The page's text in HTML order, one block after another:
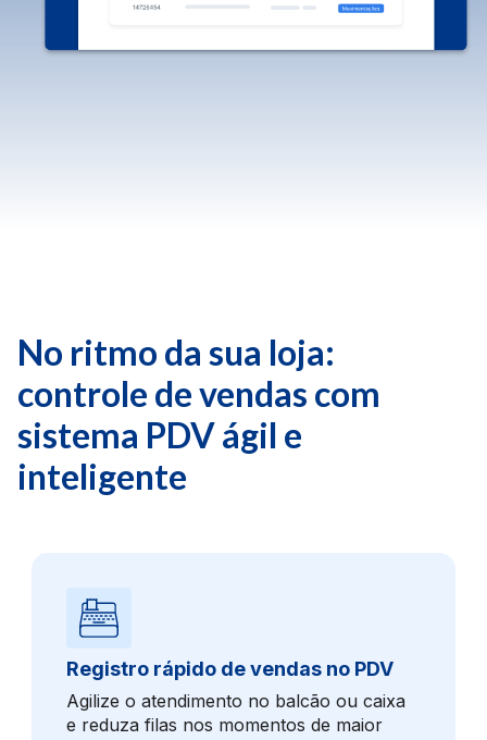
No ritmo da sua loja:
controle de vendas com
sistema PDV ágil e
inteligente
Registro rápido de vendas no PDV
Agilize o atendimento no balcão ou caixa
e reduza filas nos momentos de maior